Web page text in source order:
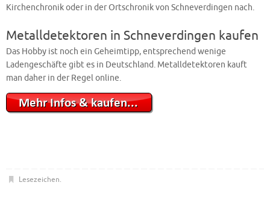
Kirchenchronik oder in der Ortschronik von Schneverdingen nach.
Metalldetektoren in Schneverdingen kaufen
Das Hobby ist noch ein Geheimtipp, entsprechend wenige
Ladengeschäfte gibt es in Deutschland. Metalldetektoren kauft
man daher in der Regel online.
Lesezeichen.